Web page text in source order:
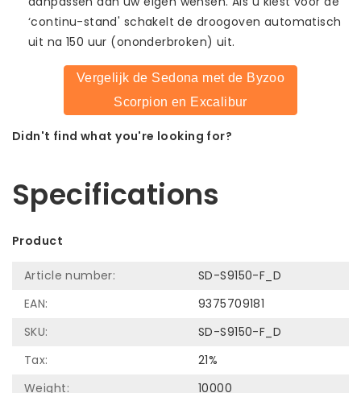
‘continu-stand' schakelt de droogoven automatisch
uit na 150 uur (ononderbroken) uit.
Vergelijk de Sedona met de Byzoo
Scorpion en Excalibur
Didn't find what you're looking for?
Specifications
Product
Article number:
SD-S9150-F_D
EAN:
9375709181
SKU:
SD-S9150-F_D
Tax:
21%
Weight:
10000